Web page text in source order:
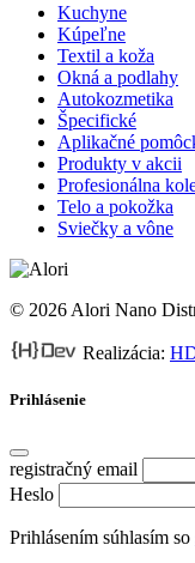
Kuchyne
Kúpeľne
Textil a koža
Okná a podlahy
Autokozmetika
Špecifické
Aplikačné
Produkty v akcii
Profesionálna
Telo a pokožka
Sviečky a vône
© 2026 Alori Nano
Realizácia:
Prihlásenie
registračný email
Heslo
Prihlásením súhlasím so